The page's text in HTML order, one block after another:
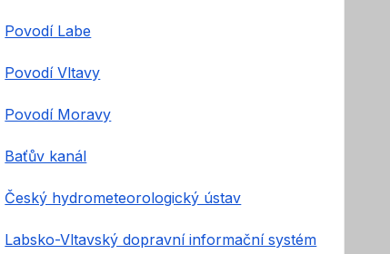
Povodí Labe
Povodí Vltavy
Povodí Moravy
Baťův kanál
Český hydrometeorologický ústav
Labsko-Vltavský dopravní informační systém